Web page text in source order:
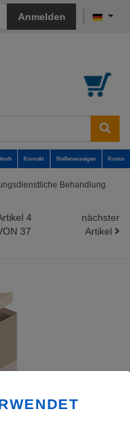
Anmelden
Kontakt Stellenanzeigen Konto
Behandlung
4
37
nächster
Artikel